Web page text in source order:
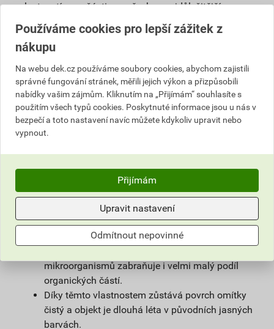
vlastností nanočástic se všechny nejdůležitější
vlastnosti obou omítek umocňují.
Je vhodná pro použití v exteriéru i interiéru a pro
na vlhké zdivo.
Použitím samočisticí omítky weberpas
extraClean se výrazně prodlužuje životnost
fasády a podstatně snižují náklady na její
údržbu.
vlivem proudění vzduchu jen nepatrný
elektrostatický náboj a prach z ovzduší na
povrchu omítky neulpívá.
Omítka je zároveň hydrofobní. Tím zůstává na
povrchu fasády minimum vody, která utváří
mikroorganismů zabraňuje i velmi malý podíl
organických částí.
Díky těmto vlastnostem zůstává povrch omítky
čistý a objekt je dlouhá léta v původních jasných
barvách.
Používáme cookies pro lepší zážitek z
nákupu
Na webu dek.cz používáme soubory cookies, abychom zajistili
správné fungování stránek, měřili jejich výkon a přizpůsobili
nabídky vašim zájmům. Kliknutím na „Přijímám“ souhlasíte s
použitím všech typů cookies. Poskytnuté informace jsou u nás v
bezpečí a toto nastavení navíc můžete kdykoliv upravit nebo
vypnout.
Přijímám
Upravit nastavení
Odmítnout nepovinné